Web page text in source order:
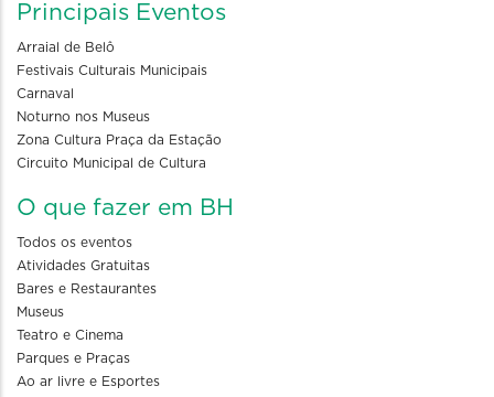
Principais Eventos
Arraial de Belô
Festivais Culturais Municipais
Carnaval
Noturno nos Museus
Zona Cultura Praça da Estação
Circuito Municipal de Cultura
O que fazer em BH
Todos os eventos
Atividades Gratuitas
Bares e Restaurantes
Museus
Teatro e Cinema
Parques e Praças
Ao ar livre e Esportes